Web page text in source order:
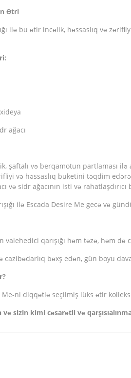
Ətri
ilə bu ətir incəlik, həssaslıq və
ağacı
şaftalı və berqamotun partlaması
və həssaslıq buketini təqdim
sidr ağacının isti və
ilə Escada Desire Me gecə və
valehedici qarışığı həm təzə, həm
cazibədarlıq bəxş edən, gün boyu
ni diqqətlə seçilmiş lüks ətir
sizin kimi cəsarətli və